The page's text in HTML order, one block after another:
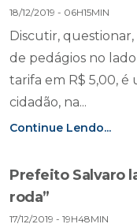
18/12/2019 - 06H15MIN
Discutir,
de pedágios no lado
tarifa em R$ 5,00, é
cidadão, na...
Continue Lendo...
Prefeito Salvaro
roda”
17/12/2019 - 19H48MIN